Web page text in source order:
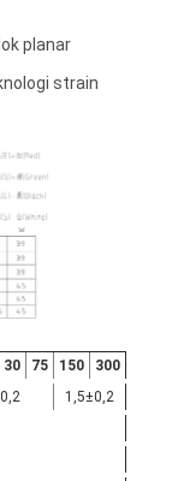
planar
strain
30 75 150
300
1,5±0,2